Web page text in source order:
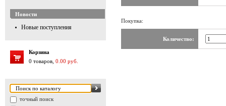
Новости
Новые поступления
Корзина
0 товаров, 0.00 руб.
точный поиск
Покупка:
Количество: